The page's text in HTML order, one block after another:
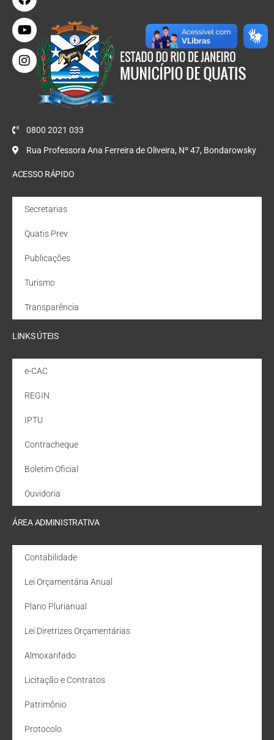
0800 2021 033
Rua Professora Ana Ferreira de Oliveira, Nº 47, Bondarowsky
ACESSO RÁPIDO
Secretarias
Quatis Prev
Publicações
Turismo
Transparência
LINKS ÚTEIS
e-CAC
REGIN
IPTU
Contracheque
Boletim Oficial
Ouvidoria
ÁREA ADMINISTRATIVA
Contabilidade
Lei Orçamentária Anual
Plano Plurianual
Lei Diretrizes Orçamentárias
Almoxarifado
Licitação e Contratos
Patrimônio
Protocolo